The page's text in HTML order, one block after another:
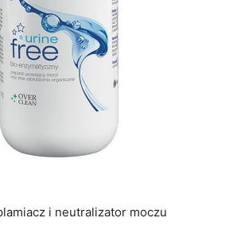
i neutralizator moczu